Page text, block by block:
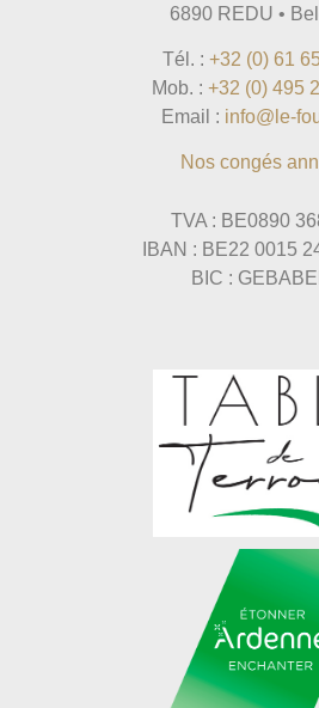
6890 REDU •
Tél. : +32 (0) 61
Mob. : +32 (0) 495
Email : info@le-
Nos congés
TVA : BE0890
IBAN : BE22 0015
BIC :